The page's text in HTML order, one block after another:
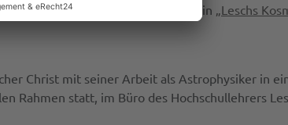
im ZDF das Wissenschaftsmagazin „Leschs
Christ mit seiner Arbeit als Astrophysiker in
Rahmen statt, im Büro des Hochschullehrers